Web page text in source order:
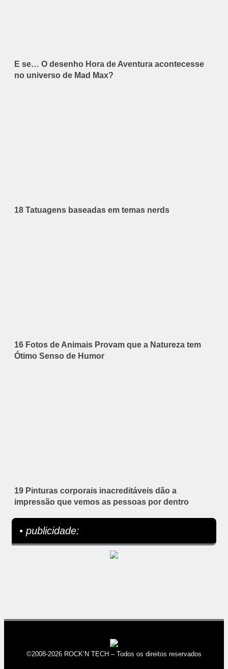
E se… O desenho Hora de Aventura acontecesse
no universo de Mad Max?
18 Tatuagens baseadas em temas nerds
16 Fotos de Animais Provam que a Natureza tem
Ótimo Senso de Humor
19 Pinturas corporais inacreditáveis dão a
impressão que vemos as pessoas por dentro
• publicidade:
©2008-2026 ROCK’N TECH – Todos os direitos reservados